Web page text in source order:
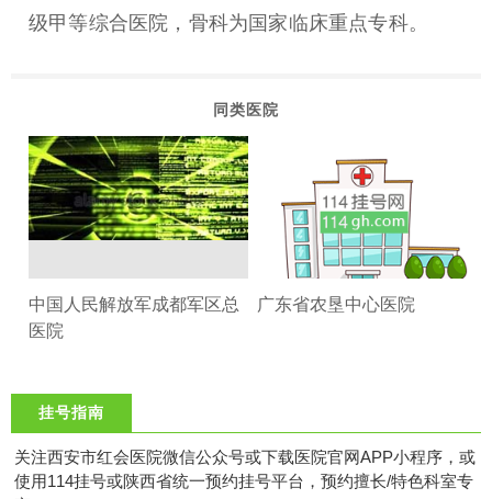
级甲等综合医院，骨科为国家临床重点专科。
同类医院
中国人民解放军成都军区总
医院
广东省农垦中心医院
挂号指南
关注西安市红会医院微信公众号或下载医院官网APP小程序，或
使用114挂号或陕西省统一预约挂号平台，预约擅长/特色科室专